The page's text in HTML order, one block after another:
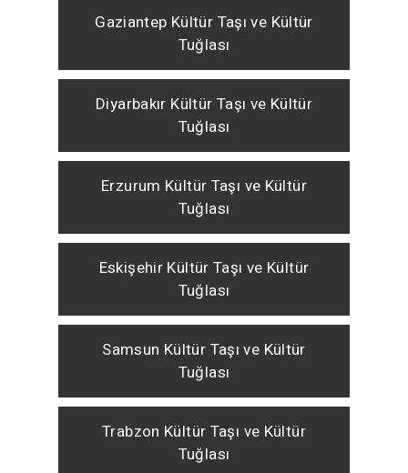
Gaziantep Kültür Taşı ve Kültür
Tuğlası
Diyarbakır Kültür Taşı ve Kültür
Tuğlası
Erzurum Kültür Taşı ve Kültür
Tuğlası
Eskişehir Kültür Taşı ve Kültür
Tuğlası
Samsun Kültür Taşı ve Kültür
Tuğlası
Trabzon Kültür Taşı ve Kültür
Tuğlası